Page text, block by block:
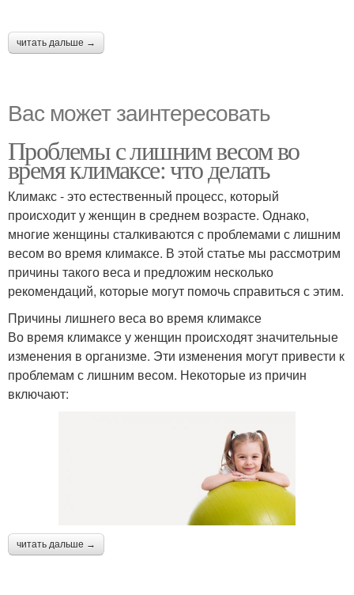
читать дальше →
Вас может заинтересовать
Проблемы с лишним весом во
время климаксе: что делать
Климакс - это естественный процесс, который
происходит у женщин в среднем возрасте. Однако,
многие женщины сталкиваются с проблемами с лишним
весом во время климаксе. В этой статье мы рассмотрим
причины такого веса и предложим несколько
рекомендаций, которые могут помочь справиться с этим.
Причины лишнего веса во время климаксе
Во время климаксе у женщин происходят значительные
изменения в организме. Эти изменения могут привести к
проблемам с лишним весом. Некоторые из причин
включают:
читать дальше →